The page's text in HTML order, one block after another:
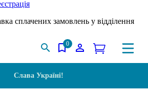
сплачених замовлень у відділення
0
Слава Україні!